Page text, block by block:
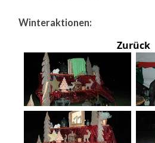
Winteraktionen:
Zurück